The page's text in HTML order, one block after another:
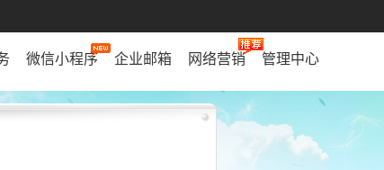
微信小程序 企业邮箱 网络营销 管理中心